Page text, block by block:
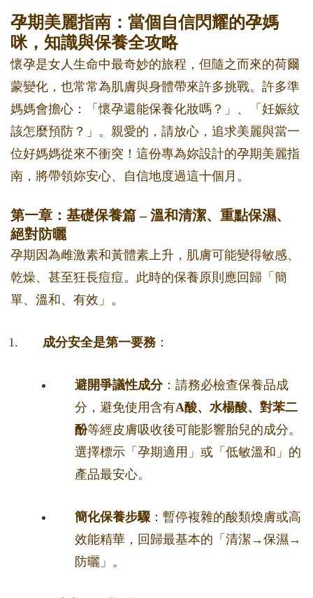
孕期美麗指南：當個自信閃耀的孕媽
咪，知識與保養全攻略
懷孕是女人生命中最奇妙的旅程，但隨之而來的荷爾
蒙變化，也常常為肌膚與身體帶來許多挑戰。許多準
媽媽會擔心：「懷孕還能保養化妝嗎？」、「妊娠紋
該怎麼預防？」。親愛的，請放心，追求美麗與當一
位好媽媽從來不衝突！這份專為妳設計的孕期美麗指
南，將帶領妳安心、自信地度過這十個月。
第一章：基礎保養篇 – 溫和清潔、重點保濕、
絕對防曬
孕期因為雌激素和黃體素上升，肌膚可能變得敏感、
乾燥、甚至狂長痘痘。此時的保養原則應回歸「簡
單、溫和、有效」。
成分安全是第一要務：
避開爭議性成分：請務必檢查保養品成
分，避免使用含有A酸、水楊酸、對苯二
酚等經皮膚吸收後可能影響胎兒的成分。
選擇標示「孕期適用」或「低敏溫和」的
產品最安心。
簡化保養步驟 ：暫停複雜的酸類煥膚或高
效能精華，回歸最基本的「清潔→保濕→
防曬」。